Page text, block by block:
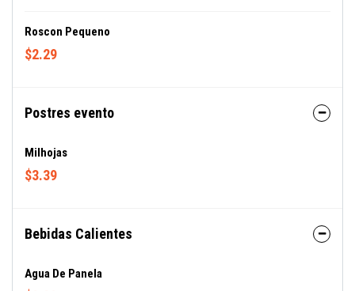
Roscon Pequeno
$2.29
Postres evento
Milhojas
$3.39
Bebidas Calientes
Agua De Panela